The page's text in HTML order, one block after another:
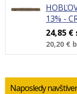
13% -
24,85 €
20,20 €
Naposledy